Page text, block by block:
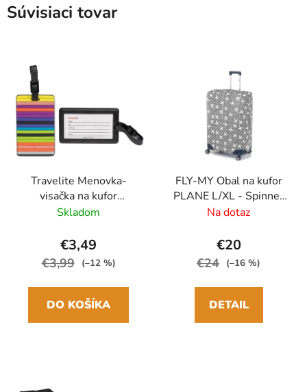
Súvisiaci tovar
Travelite Menovka-
visačka na kufor
Multicolor Stripes
Skladom
€3,49
€3,99 (–12 %)
DO KOŠÍKA
FLY-MY Obal na kufor
PLANE L/XL - Spinner
70-80 cm Šedý
Na dotaz
€20
€24 (–16 %)
DETAIL